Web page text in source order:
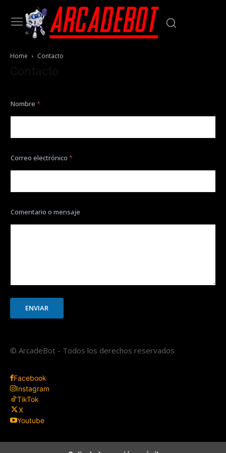
Home Contacto
Nombre *
Correo electrónico *
Comentario o mensaje
ENVIAR
© ArcadeBot - Todos los derechos reservados
Facebook
Instagram
TikTok
X
Youtube